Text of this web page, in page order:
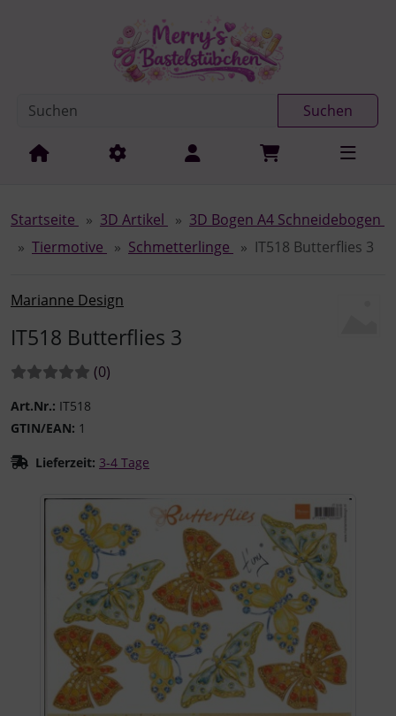
Springe zur Navigation
Suchen
Startseite 3D Artikel
3D Bogen A4 Schneidebogen
Tiermotive
Schmetterlinge IT518 Butterflies 3
Marianne Design
IT518 Butterflies 3
Bewertungen:
(0Bewertungen
)
Art.Nr.: IT518
GTIN/EAN: 1
Lieferzeit: 3-4 Tage
Wenn mehr als ein Produktbild existiert, können Sie die